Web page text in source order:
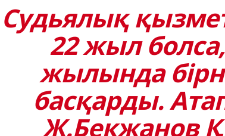
Судьялық
22 жыл
жылында
басқарды.
Ж.Бекжанов